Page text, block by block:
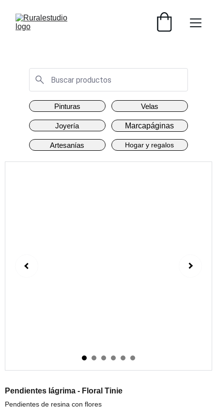
Pinturas
Hogar y regalos
Joyería
Artesanías
Marcapáginas
Velas
Pendientes lágrima - Floral Tinie
Pendientes de resina con flores